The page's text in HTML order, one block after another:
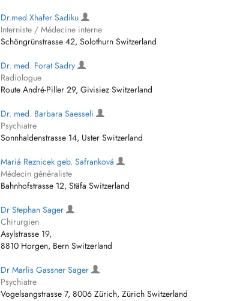
Dr.med Xhafer Sadiku
Interniste / Médecine interne
Schöngrünstrasse 42, Solothurn Switzerland
Dr. med. Forat Sadry
Radiologue
Route André-Piller 29, Givisiez Switzerland
Dr. med. Barbara Saesseli
Psychiatre
Sonnhaldenstrasse 14, Uster Switzerland
Mariá Reznicek geb. Safranková
Médecin généraliste
Bahnhofstrasse 12, Stäfa Switzerland
Dr Stephan Sager
Chirurgien
Asylstrasse 19,
8810 Horgen, Bern Switzerland
Dr Marlis Gassner Sager
Psychiatre
Vogelsangstrasse 7, 8006 Zürich, Zürich Switzerland